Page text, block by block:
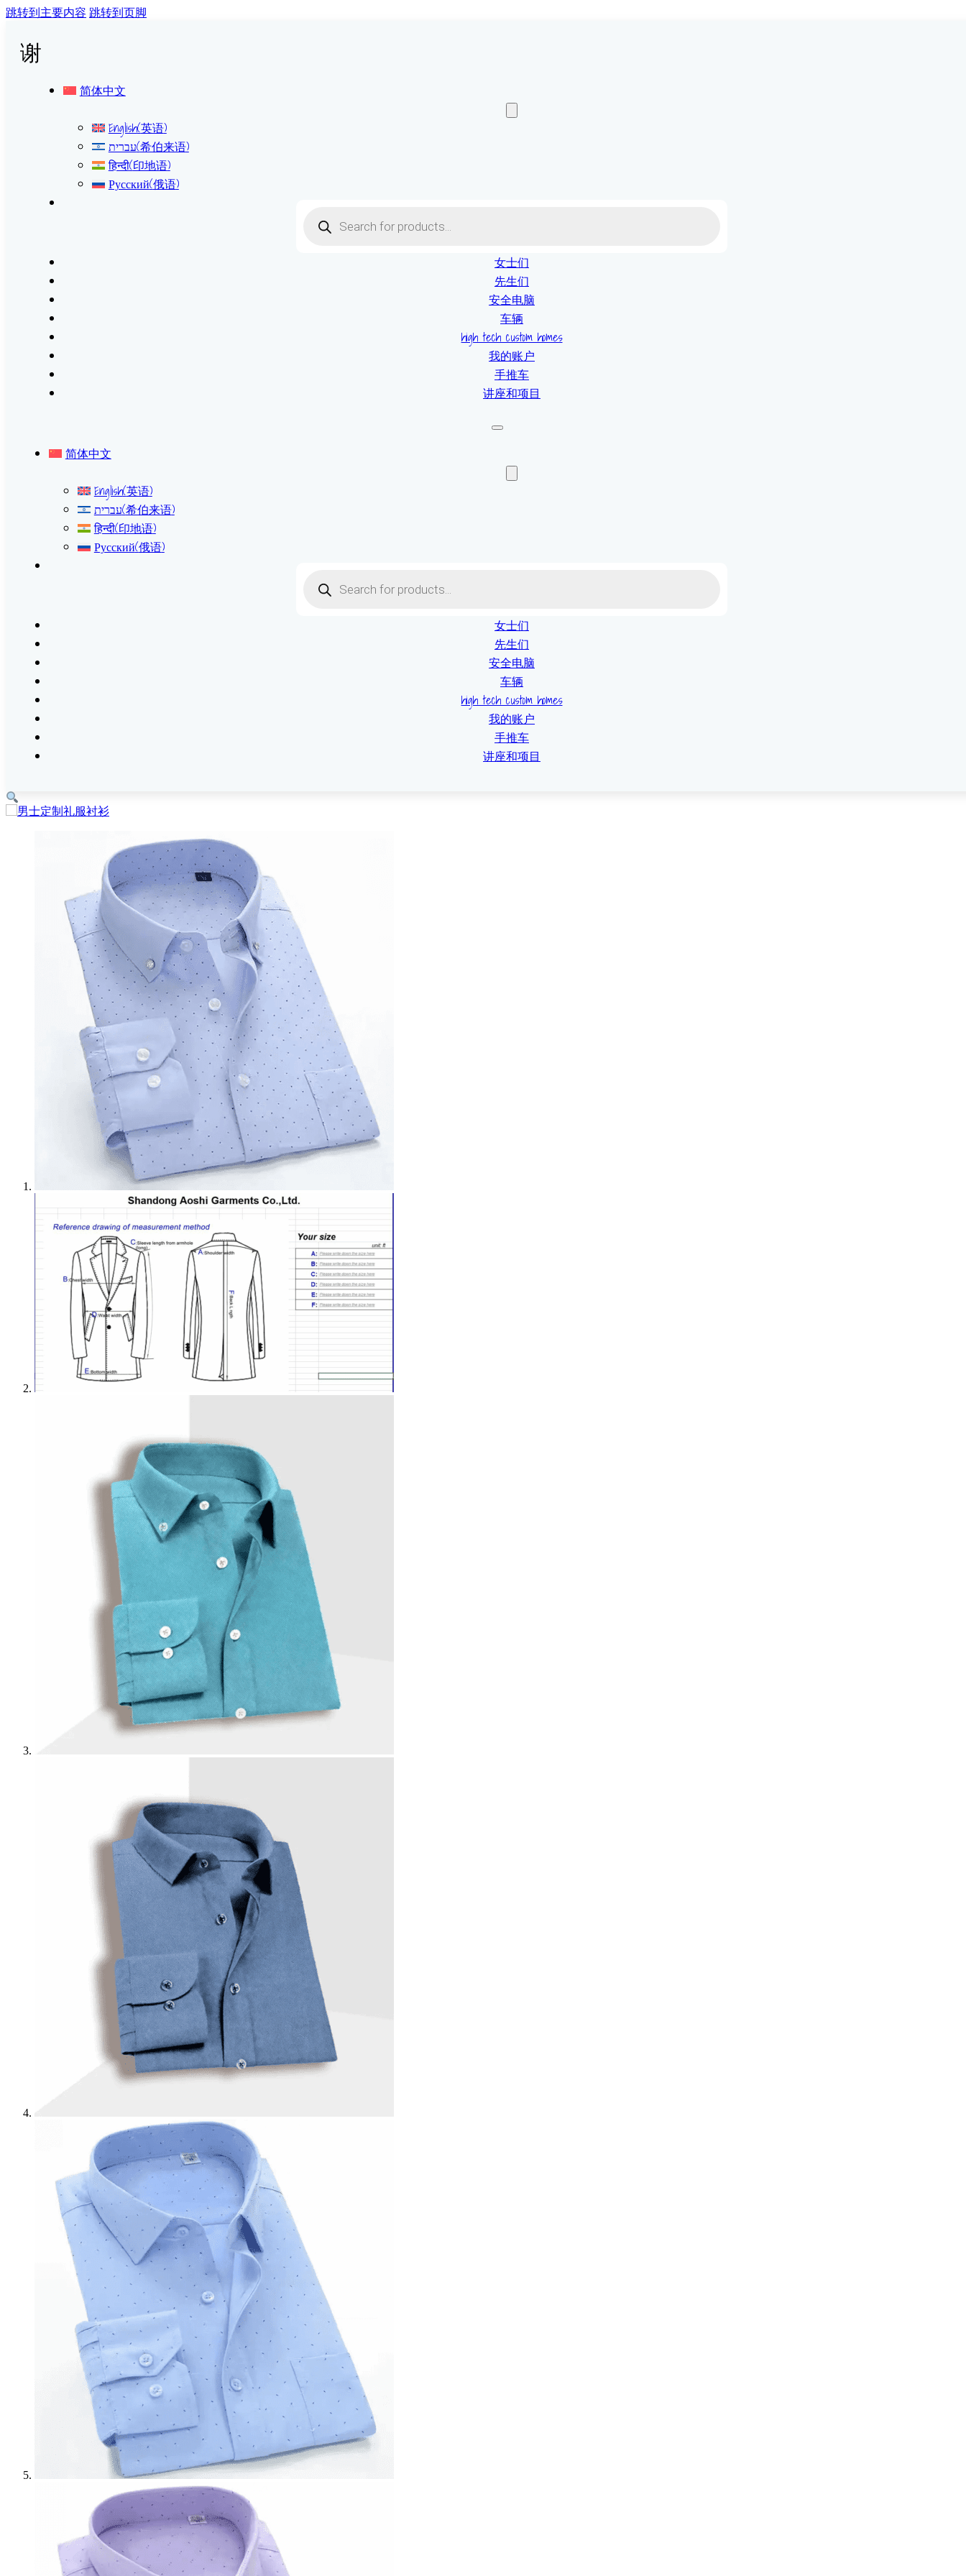
跳转到主要内容 跳转到页脚
谢
简体中文
English(英语)
עברית(希伯来语)
हिन्दी(印地语)
Русский(俄语)
search
女士们
先生们
安全电脑
车辆
high tech custom homes
我的账户
手推车
讲座和项目
简体中文
English(英语)
עברית(希伯来语)
हिन्दी(印地语)
Русский(俄语)
search
女士们
先生们
安全电脑
车辆
high tech custom homes
我的账户
手推车
讲座和项目